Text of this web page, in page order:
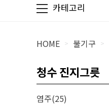
카테고리
HOME > 불기구 >
청수 진지그릇
염주(25)